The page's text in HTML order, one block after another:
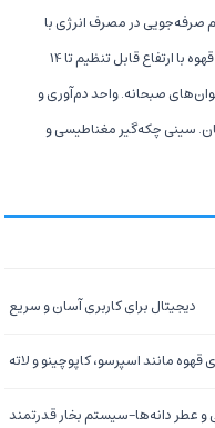
صرفه‌جویی در مصرف انرژی با
قابلیت خاموشی خودکار و حالت آماده‌به‌کار. نازل قهوه با ارتفاع قابل تنظیم تا 14
صبحانه. واحد دم‌آوری و
سینی چکه‌گیر مغناطیسی و
دیجیتال برای کاربری آسان و سریع
قهوه مانند اسپرسو، کاپوچینو و لاته
و عطر دانه‌ها-سیستم بخار قدرتمند